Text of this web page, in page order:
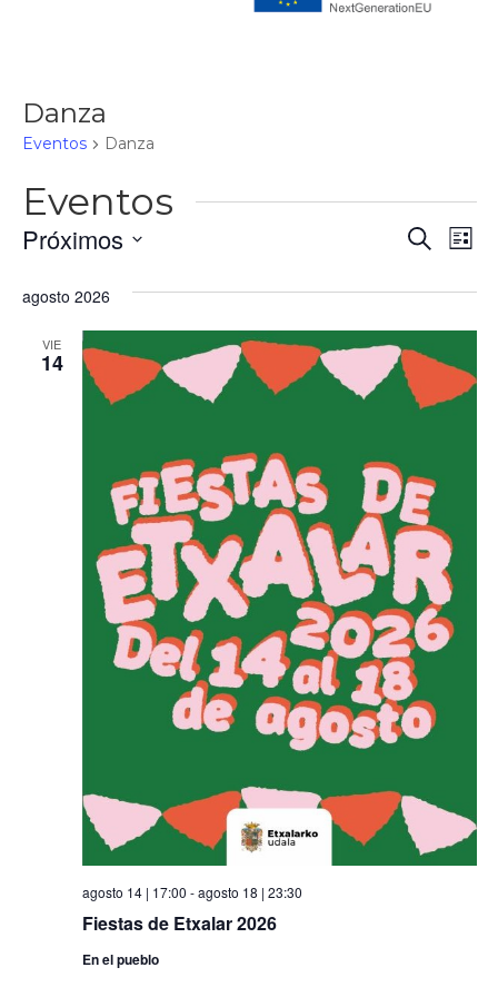
Danza
Eventos Danza
Eventos
y
Buscar
Lista
Próximos
la
agosto 2026
VIE
14
Fiestas de Etxalar 2026
agosto 14 | 17:00 -agosto 18 | 23:30
En el pueblo